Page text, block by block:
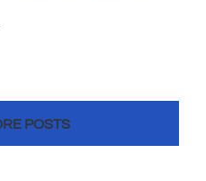
POSTS